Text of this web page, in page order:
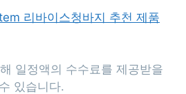
리바이스청바지 추천 제품
일정액의 수수료를 제공받을
수 있습니다.